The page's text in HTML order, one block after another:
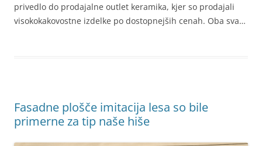
privedlo do prodajalne outlet keramika, kjer so prodajali
visokokakovostne izdelke po dostopnejših cenah. Oba sva…
Fasadne plošče imitacija lesa so bile
primerne za tip naše hiše